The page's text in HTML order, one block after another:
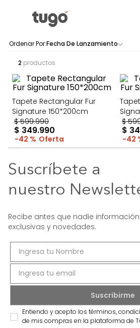
Fecha De Lanzamiento
2 productos
Tapete Rectangular Fur
Signature 150*200cm
$ 599.990
$ 349.990
42 %
$
$
42
Suscríbete a
nuestro
Recibe antes que nadie
exclusivas y novedades.
Entiendo y acepto los términos,
de mis compras en la plataforma de
Escritorio
Sofa
Cuadros
Poltrona
Mesa Centro
Mesa Noche